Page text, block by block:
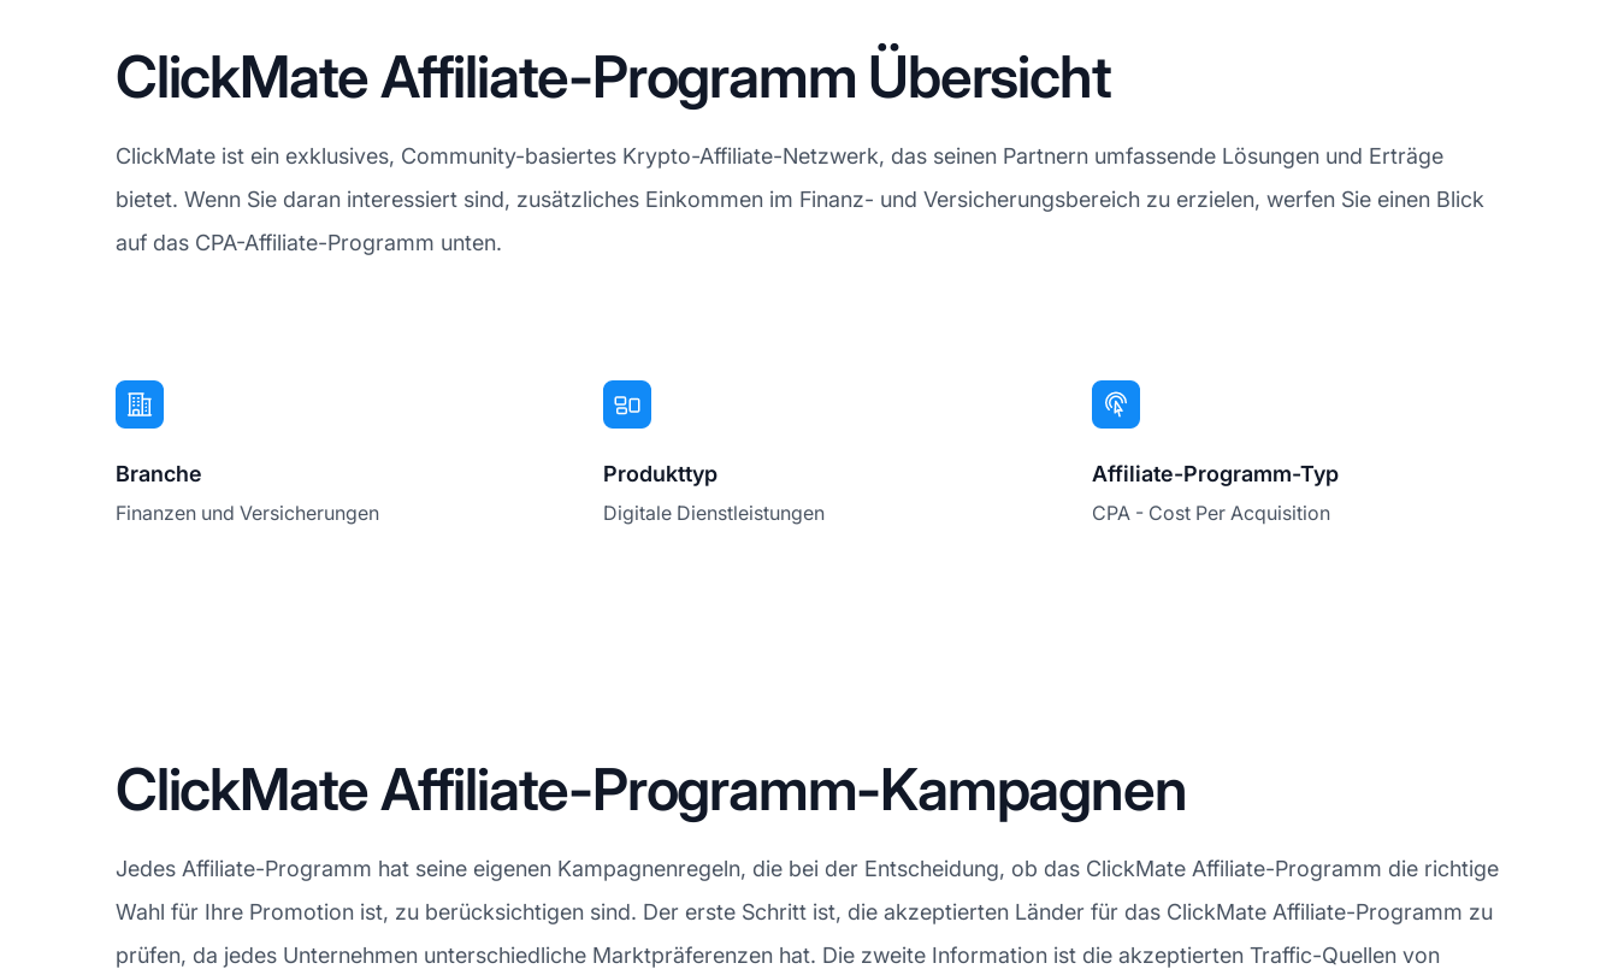
ClickMate Affiliate-Programm Übersicht
ClickMate ist ein exklusives, Community-basiertes Krypto-Affiliate-Netzwerk, das seinen Partnern umfassende Lösungen und Erträge
bietet. Wenn Sie daran interessiert sind, zusätzliches Einkommen im Finanz- und Versicherungsbereich zu erzielen, werfen Sie einen Blick
auf das CPA-Affiliate-Programm unten.
Branche
Finanzen und Versicherungen
Produkttyp
Digitale Dienstleistungen
Affiliate-Programm-Typ
CPA - Cost Per Acquisition
ClickMate Affiliate-Programm-Kampagnen
Jedes Affiliate-Programm hat seine eigenen Kampagnenregeln, die bei der Entscheidung, ob das ClickMate Affiliate-Programm die richtige
Wahl für Ihre Promotion ist, zu berücksichtigen sind. Der erste Schritt ist, die akzeptierten Länder für das ClickMate Affiliate-Programm zu
prüfen, da jedes Unternehmen unterschiedliche Marktpräferenzen hat. Die zweite Information ist die akzeptierten Traffic-Quellen von